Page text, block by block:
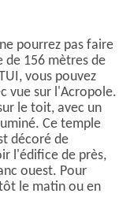
pourrez pas faire
de 156 mètres de
vous pouvez
vue sur l'Acropole.
le toit, avec un
Ce temple
décoré de
l'édifice de près,
ouest. Pour
le matin ou en